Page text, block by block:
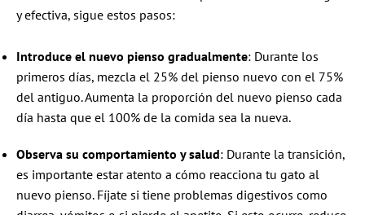
y efectiva, sigue estos pasos:
Introduce el nuevo pienso gradualmente: Durante los
primeros días, mezcla el 25% del pienso nuevo con el 75%
del antiguo. Aumenta la proporción del nuevo pienso cada
día hasta que el 100% de la comida sea la nueva.
Observa su comportamiento y salud: Durante la transición,
es importante estar atento a cómo reacciona tu gato al
nuevo pienso. Fíjate si tiene problemas digestivos como